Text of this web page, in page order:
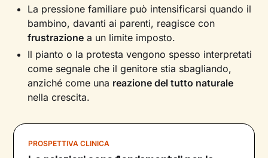
La pressione familiare può intensificarsi quando il
bambino, davanti ai parenti, reagisce con
frustrazione a un limite imposto.
Il pianto o la protesta vengono spesso interpretati
come segnale che il genitore stia sbagliando,
anziché come una reazione del tutto naturale
nella crescita.
PROSPETTIVA CLINICA